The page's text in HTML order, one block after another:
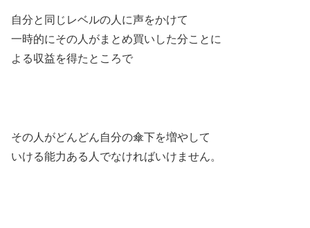
自分と同じレベルの人に声をかけて
一時的にその人がまとめ買いした分ことに
よる収益を得たところで
その人がどんどん自分の傘下を増やして
いける能力ある人でなければいけません。